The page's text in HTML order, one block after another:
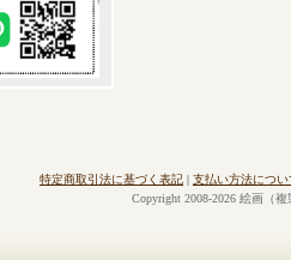
特定商取引法に基づく表記 | 支払い方法につい
Copyright 2008-2026 絵画（